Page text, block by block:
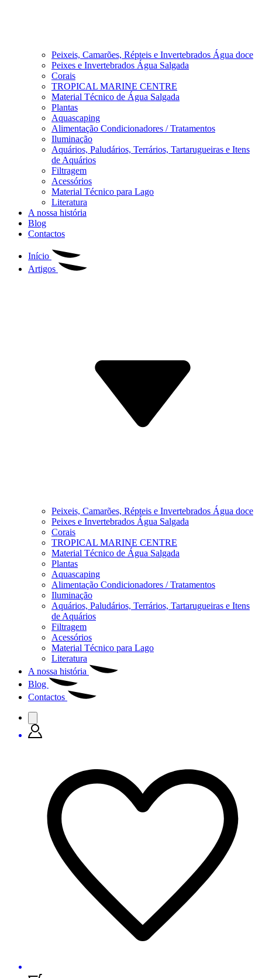
Peixeis, Camarões, Répteis e Invertebrados Água doce
Peixes e Invertebrados Água Salgada
Corais
TROPICAL MARINE CENTRE
Material Técnico de Água Salgada
Plantas
Aquascaping
Alimentação Condicionadores / Tratamentos
Iluminação
Aquários, Paludários, Terrários, Tartarugueiras e Itens
de Aquários
Filtragem
Acessórios
Material Técnico para Lago
Literatura
A nossa história
Blog
Contactos
Início
Artigos
Peixeis, Camarões, Répteis e Invertebrados Água doce
Peixes e Invertebrados Água Salgada
Corais
TROPICAL MARINE CENTRE
Material Técnico de Água Salgada
Plantas
Aquascaping
Alimentação Condicionadores / Tratamentos
Iluminação
Aquários, Paludários, Terrários, Tartarugueiras e Itens
de Aquários
Filtragem
Acessórios
Material Técnico para Lago
Literatura
A nossa história
Blog
Contactos